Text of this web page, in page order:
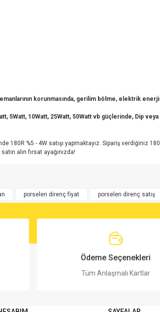
korunmasında, gerilim bölme, elektrik
10Watt, 25Watt, 50Watt vb güçlerinde, Dip
%5 - 4W satışı yapmaktayız. Sipariş verdiğiniz
alın fırsat ayağınızda!
ilk yorumu siz yapın!
porselen direnç fiyat porselen direnç satış
Ödeme Seçenekleri
Tüm Anlaşmalı Kartlar